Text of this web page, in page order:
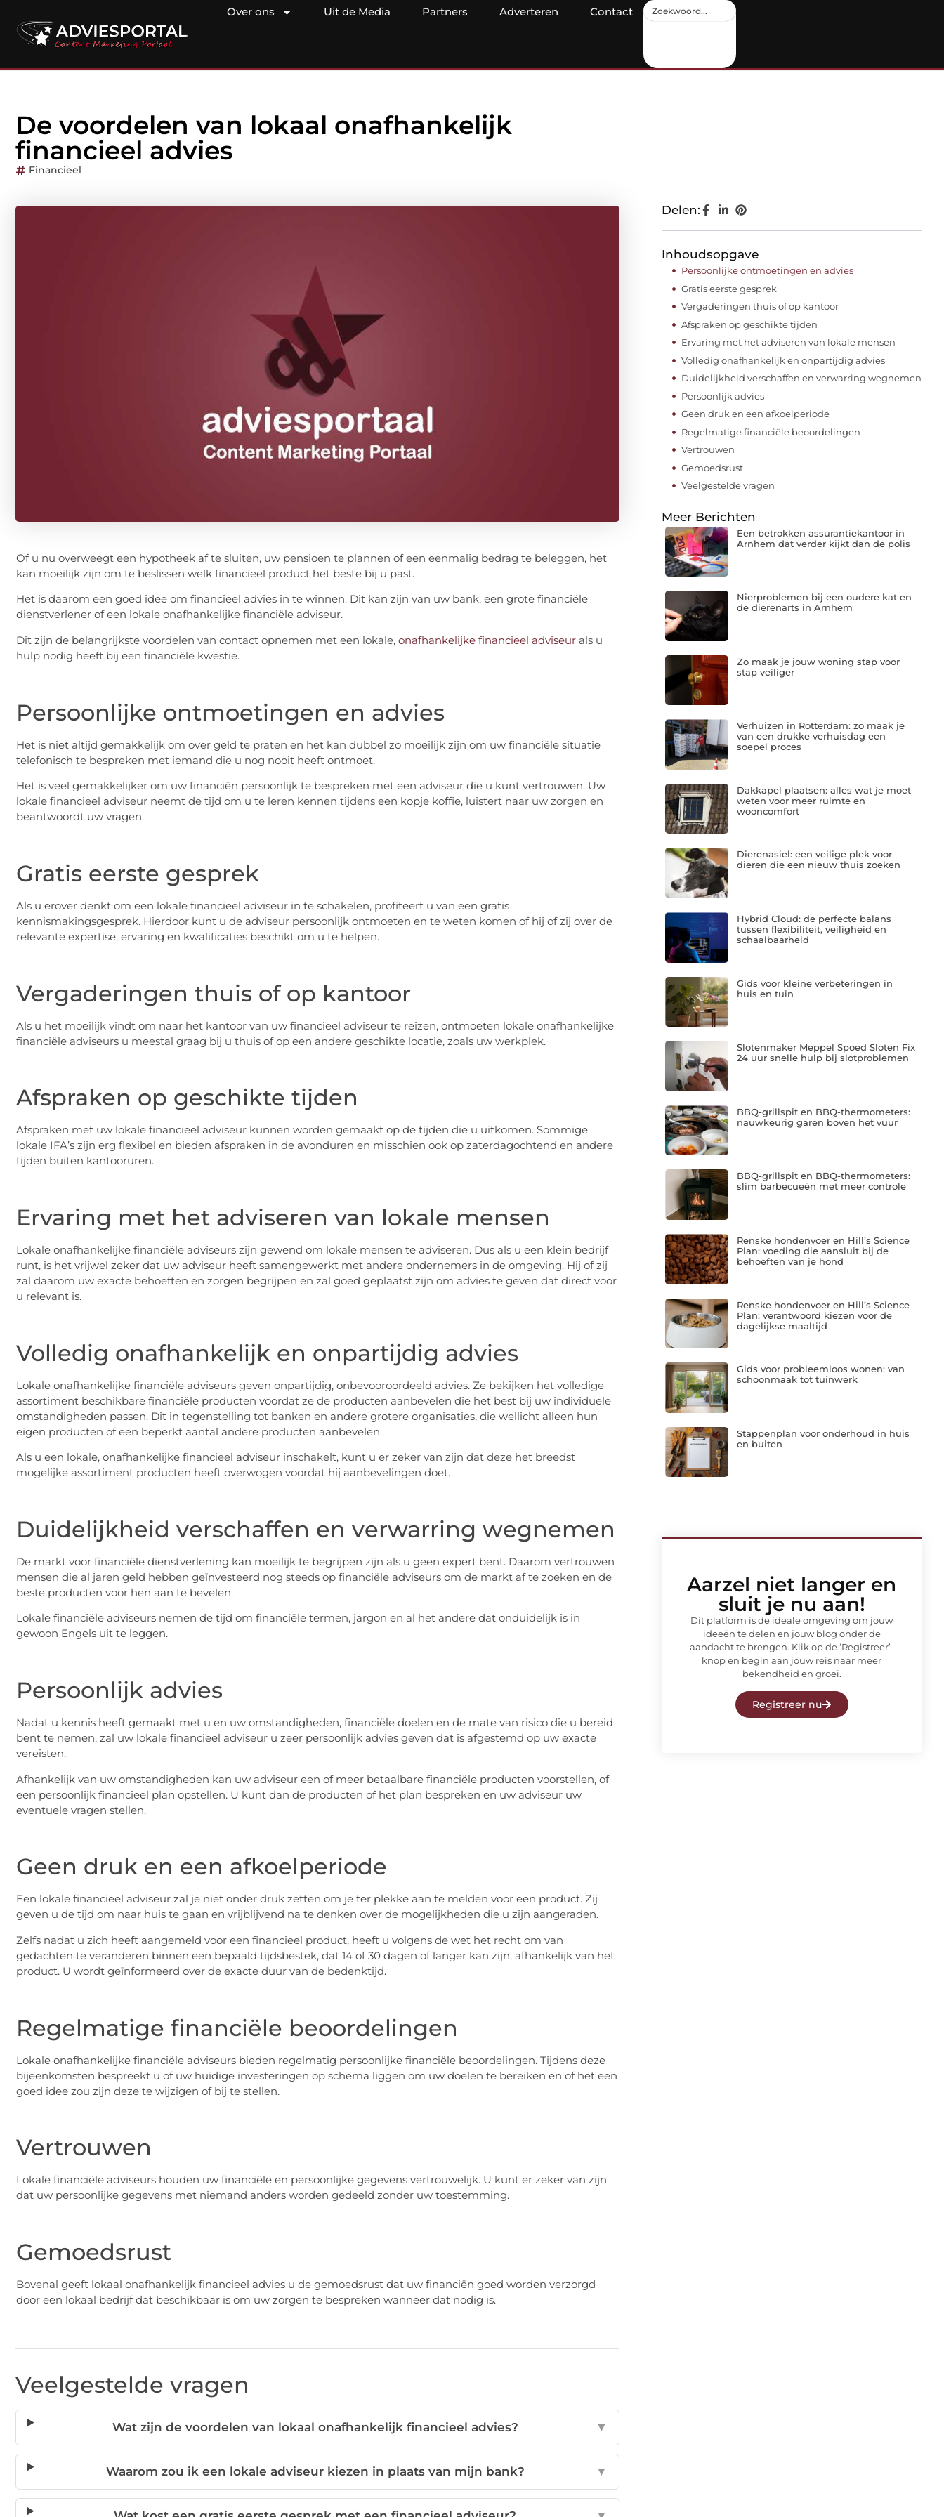
Over ons Uit de Media Partners Adverteren Contact
De voordelen van lokaal onafhankelijk
financieel advies
Financieel
Of u nu overweegt een hypotheek af te sluiten, uw pensioen te plannen of een eenmalig bedrag te beleggen, het
kan moeilijk zijn om te beslissen welk financieel product het beste bij u past.
Het is daarom een ​​goed idee om financieel advies in te winnen. Dit kan zijn van uw bank, een grote financiële
dienstverlener of een lokale onafhankelijke financiële adviseur.
Dit zijn de belangrijkste voordelen van contact opnemen met een lokale, onafhankelijke financieel adviseur als u
hulp nodig heeft bij een financiële kwestie.
Persoonlijke ontmoetingen en advies
Het is niet altijd gemakkelijk om over geld te praten en het kan dubbel zo moeilijk zijn om uw financiële situatie
telefonisch te bespreken met iemand die u nog nooit heeft ontmoet.
Het is veel gemakkelijker om uw financiën persoonlijk te bespreken met een adviseur die u kunt vertrouwen. Uw
lokale financieel adviseur neemt de tijd om u te leren kennen tijdens een kopje koffie, luistert naar uw zorgen en
beantwoordt uw vragen.
Gratis eerste gesprek
Als u erover denkt om een ​​lokale financieel adviseur in te schakelen, profiteert u van een gratis
kennismakingsgesprek. Hierdoor kunt u de adviseur persoonlijk ontmoeten en te weten komen of hij of zij over de
relevante expertise, ervaring en kwalificaties beschikt om u te helpen.
Vergaderingen thuis of op kantoor
Als u het moeilijk vindt om naar het kantoor van uw financieel adviseur te reizen, ontmoeten lokale onafhankelijke
financiële adviseurs u meestal graag bij u thuis of op een andere geschikte locatie, zoals uw werkplek.
Afspraken op geschikte tijden
Afspraken met uw lokale financieel adviseur kunnen worden gemaakt op de tijden die u uitkomen. Sommige
lokale IFA’s zijn erg flexibel en bieden afspraken in de avonduren en misschien ook op zaterdagochtend en andere
tijden buiten kantooruren.
Ervaring met het adviseren van lokale mensen
Lokale onafhankelijke financiële adviseurs zijn gewend om lokale mensen te adviseren. Dus als u een klein bedrijf
runt, is het vrijwel zeker dat uw adviseur heeft samengewerkt met andere ondernemers in de omgeving. Hij of zij
zal daarom uw exacte behoeften en zorgen begrijpen en zal goed geplaatst zijn om advies te geven dat direct voor
u relevant is.
Volledig onafhankelijk en onpartijdig advies
Lokale onafhankelijke financiële adviseurs geven onpartijdig, onbevooroordeeld advies. Ze bekijken het volledige
assortiment beschikbare financiële producten voordat ze de producten aanbevelen die het best bij uw individuele
omstandigheden passen. Dit in tegenstelling tot banken en andere grotere organisaties, die wellicht alleen hun
eigen producten of een beperkt aantal andere producten aanbevelen.
Als u een lokale, onafhankelijke financieel adviseur inschakelt, kunt u er zeker van zijn dat deze het breedst
mogelijke assortiment producten heeft overwogen voordat hij aanbevelingen doet.
Duidelijkheid verschaffen en verwarring wegnemen
De markt voor financiële dienstverlening kan moeilijk te begrijpen zijn als u geen expert bent. Daarom vertrouwen
mensen die al jaren geld hebben geïnvesteerd nog steeds op financiële adviseurs om de markt af te zoeken en de
beste producten voor hen aan te bevelen.
Lokale financiële adviseurs nemen de tijd om financiële termen, jargon en al het andere dat onduidelijk is in
gewoon Engels uit te leggen.
Persoonlijk advies
Nadat u kennis heeft gemaakt met u en uw omstandigheden, financiële doelen en de mate van risico die u bereid
bent te nemen, zal uw lokale financieel adviseur u zeer persoonlijk advies geven dat is afgestemd op uw exacte
vereisten.
Afhankelijk van uw omstandigheden kan uw adviseur een of meer betaalbare financiële producten voorstellen, of
een persoonlijk financieel plan opstellen. U kunt dan de producten of het plan bespreken en uw adviseur uw
eventuele vragen stellen.
Geen druk en een afkoelperiode
Een lokale financieel adviseur zal je niet onder druk zetten om je ter plekke aan te melden voor een product. Zij
geven u de tijd om naar huis te gaan en vrijblijvend na te denken over de mogelijkheden die u zijn aangeraden.
Zelfs nadat u zich heeft aangemeld voor een financieel product, heeft u volgens de wet het recht om van
gedachten te veranderen binnen een bepaald tijdsbestek, dat 14 of 30 dagen of langer kan zijn, afhankelijk van het
product. U wordt geïnformeerd over de exacte duur van de bedenktijd.
Regelmatige financiële beoordelingen
Lokale onafhankelijke financiële adviseurs bieden regelmatig persoonlijke financiële beoordelingen. Tijdens deze
bijeenkomsten bespreekt u of uw huidige investeringen op schema liggen om uw doelen te bereiken en of het een
goed idee zou zijn deze te wijzigen of bij te stellen.
Vertrouwen
Lokale financiële adviseurs houden uw financiële en persoonlijke gegevens vertrouwelijk. U kunt er zeker van zijn
dat uw persoonlijke gegevens met niemand anders worden gedeeld zonder uw toestemming.
Gemoedsrust
Bovenal geeft lokaal onafhankelijk financieel advies u de gemoedsrust dat uw financiën goed worden verzorgd
door een lokaal bedrijf dat beschikbaar is om uw zorgen te bespreken wanneer dat nodig is.
Veelgestelde vragen
Wat zijn de voordelen van lokaal onafhankelijk financieel advies? ▼
Waarom zou ik een lokale adviseur kiezen in plaats van mijn bank? ▼
Delen:
Inhoudsopgave
Persoonlijke ontmoetingen en advies
Gratis eerste gesprek
Vergaderingen thuis of op kantoor
Afspraken op geschikte tijden
Ervaring met het adviseren van lokale mensen
Volledig onafhankelijk en onpartijdig advies
Duidelijkheid verschaffen en verwarring wegnemen
Persoonlijk advies
Geen druk en een afkoelperiode
Regelmatige financiële beoordelingen
Vertrouwen
Gemoedsrust
Veelgestelde vragen
Meer Berichten
Een betrokken assurantiekantoor in
Arnhem dat verder kijkt dan de polis
Nierproblemen bij een oudere kat en
de dierenarts in Arnhem
Zo maak je jouw woning stap voor
stap veiliger
Verhuizen in Rotterdam: zo maak je
van een drukke verhuisdag een
soepel proces
Dakkapel plaatsen: alles wat je moet
weten voor meer ruimte en
wooncomfort
Dierenasiel: een veilige plek voor
dieren die een nieuw thuis zoeken
Hybrid Cloud: de perfecte balans
tussen flexibiliteit, veiligheid en
schaalbaarheid
Gids voor kleine verbeteringen in
huis en tuin
Slotenmaker Meppel Spoed Sloten Fix
24 uur snelle hulp bij slotproblemen
BBQ-grillspit en BBQ-thermometers:
nauwkeurig garen boven het vuur
BBQ-grillspit en BBQ-thermometers:
slim barbecueën met meer controle
Renske hondenvoer en Hill’s Science
Plan: voeding die aansluit bij de
behoeften van je hond
Renske hondenvoer en Hill’s Science
Plan: verantwoord kiezen voor de
dagelijkse maaltijd
Gids voor probleemloos wonen: van
schoonmaak tot tuinwerk
Stappenplan voor onderhoud in huis
en buiten
Aarzel niet langer en
sluit je nu aan!
Dit platform is de ideale omgeving om jouw
ideeën te delen en jouw blog onder de
aandacht te brengen. Klik op de ‘Registreer’-
knop en begin aan jouw reis naar meer
bekendheid en groei.
Registreer nu